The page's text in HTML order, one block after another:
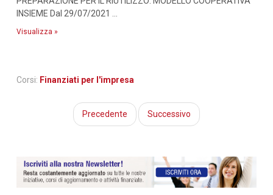
INSIEME Dal 29/07/2021 ...
Visualizza »
Corsi: Finanziati per l'impresa
Precedente Successivo